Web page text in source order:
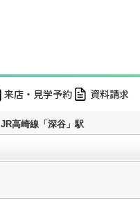
来店・見学予約 資料請求
JR高崎線「深谷」駅